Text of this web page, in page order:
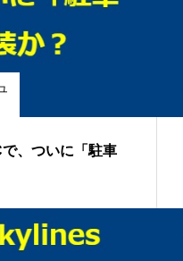
、ついに「駐車